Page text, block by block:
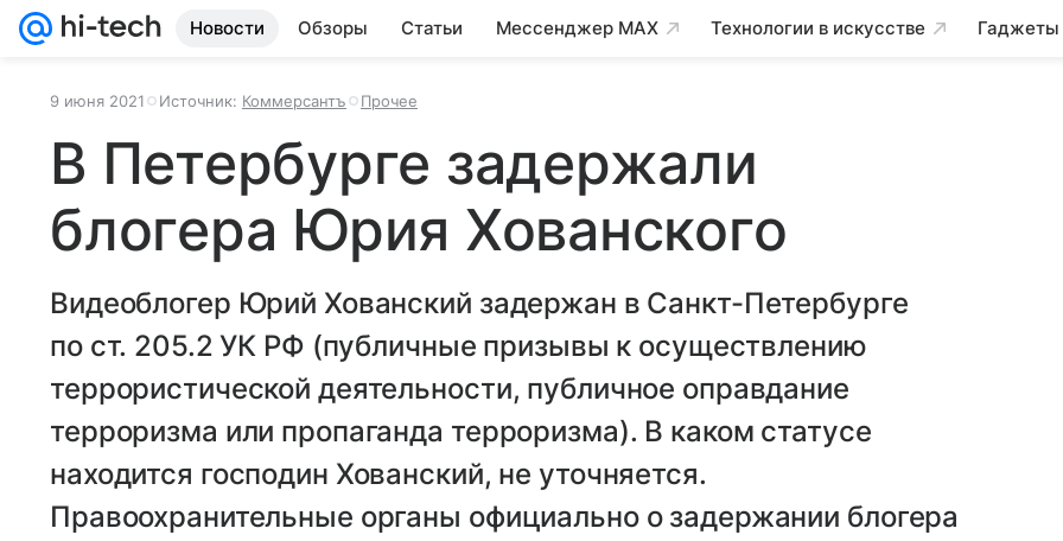
Новости Обзоры Статьи Мессенджер MAX Технологии в искусстве Гаджеты
9 июня 2021 Источник: Коммерсантъ Прочее
В Петербурге задержали
блогера Юрия Хованского
Видеоблогер Юрий Хованский задержан в Санкт-Петербурге
по ст. 205.2 УК РФ (публичные призывы к осуществлению
террористической деятельности, публичное оправдание
терроризма или пропаганда терроризма). В каком статусе
находится господин Хованский, не уточняется.
Правоохранительные органы официально о задержании блогера